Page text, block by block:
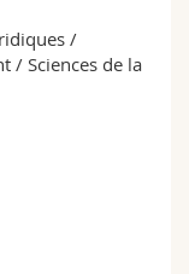
management
/
/ Sciences de la